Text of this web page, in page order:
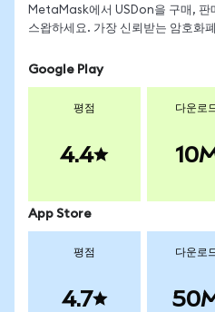
MetaMask에서 USDon을 구매, 판
스왑하세요. 가장 신뢰받는 암호화
Google Play
평점
4.4
다운로
App Store
평점
4.7
다운로